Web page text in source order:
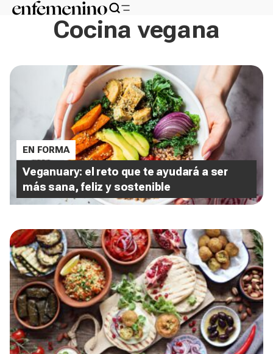
Cocina vegana
EN FORMA
Veganuary: el reto que te ayudará a ser
más sana, feliz y sostenible